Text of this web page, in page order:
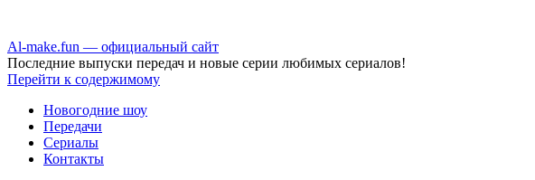
Аl-make.fun — официальный сайт
Последние выпуски передач и новые серии любимых сериалов!
Перейти к содержимому
Новогодние шоу
Передачи
Сериалы
Контакты